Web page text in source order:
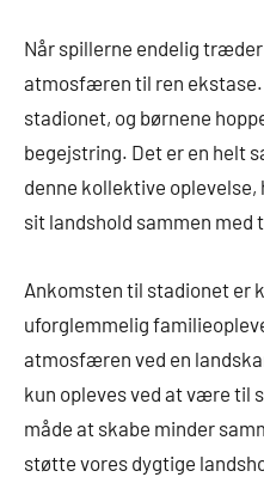
Når spillerne endelig
atmosfæren til ren
stadionet, og børnene
begejstring. Det er en helt
denne kollektive
sit landshold sammen med
Ankomsten til stadionet er
uforglemmelig
atmosfæren ved en
kun opleves ved at være til
måde at skabe minder
støtte vores dygtige